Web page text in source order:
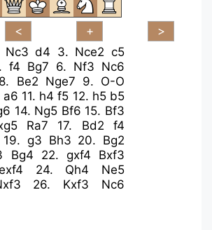
Nc3 d4 3. Nce2 c5
f4 Bg7 6. Nf3 Nc6
8. Be2 Nge7 9. O-O
a6 11. h4 f5 12. h5 b5
14. Ng5 Bf6 15. Bf3
Ra7 17. Bd2
f4
19. g3 Bh3 20. Bg2
Bg4 22. gxf4
Bxf3
24. Qh4
Ne5
26. Kxf3
Nc6